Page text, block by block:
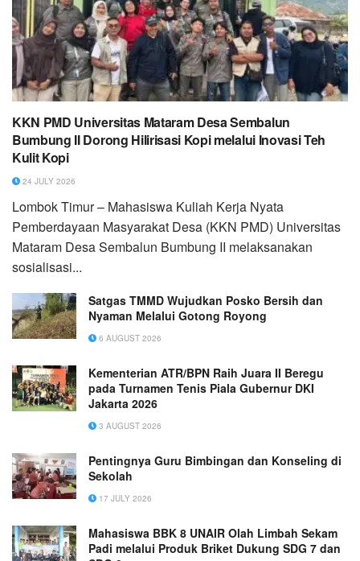
KKN PMD Universitas Mataram Desa Sembalun
Bumbung II Dorong Hilirisasi Kopi melalui Inovasi Teh
Kulit Kopi
24 JULY 2026
Lombok Timur – Mahasiswa Kuliah Kerja Nyata
Pemberdayaan Masyarakat Desa (KKN PMD) Universitas
Mataram Desa Sembalun Bumbung II melaksanakan
sosialisasi...
Satgas TMMD Wujudkan Posko Bersih dan
Nyaman Melalui Gotong Royong
6 AUGUST 2026
Kementerian ATR/BPN Raih Juara II Beregu
pada Turnamen Tenis Piala Gubernur DKI
Jakarta 2026
3 AUGUST 2026
Pentingnya Guru Bimbingan dan Konseling di
Sekolah
17 JULY 2026
Mahasiswa BBK 8 UNAIR Olah Limbah Sekam
Padi melalui Produk Briket Dukung SDG 7 dan